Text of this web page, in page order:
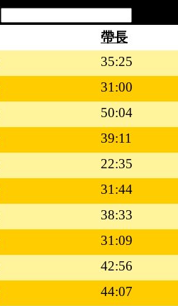
帶長
35:25
31:00
50:04
39:11
22:35
31:44
38:33
31:09
42:56
44:07